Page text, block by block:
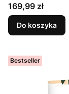
Cena
169,99 zł
Do koszyka
Bestseller